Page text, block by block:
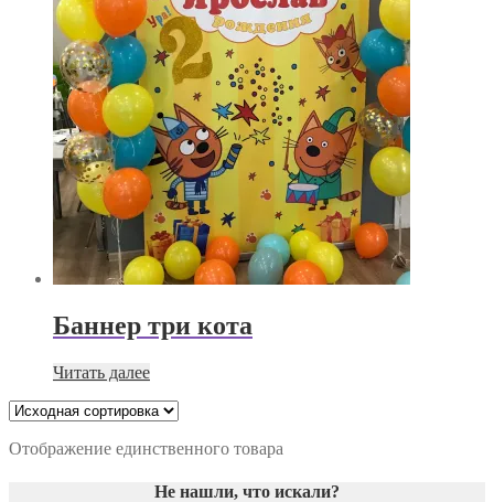
Баннер три кота
Читать далее
Отображение единственного товара
Не нашли, что искали?